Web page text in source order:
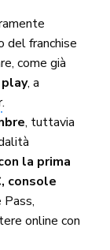
del franchise
come già
, a
.
, tuttavia
la prima
console
online con